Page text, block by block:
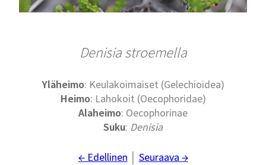
Denisia stroemella
Yläheimo: Keulakoimaiset (Gelechioidea)
Heimo: Lahokoit (Oecophoridae)
Alaheimo: Oecophorinae
Suku: Denisia
← Edellinen Seuraava →